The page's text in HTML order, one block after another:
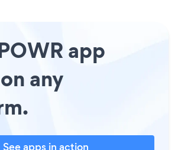
app
any
See apps in action